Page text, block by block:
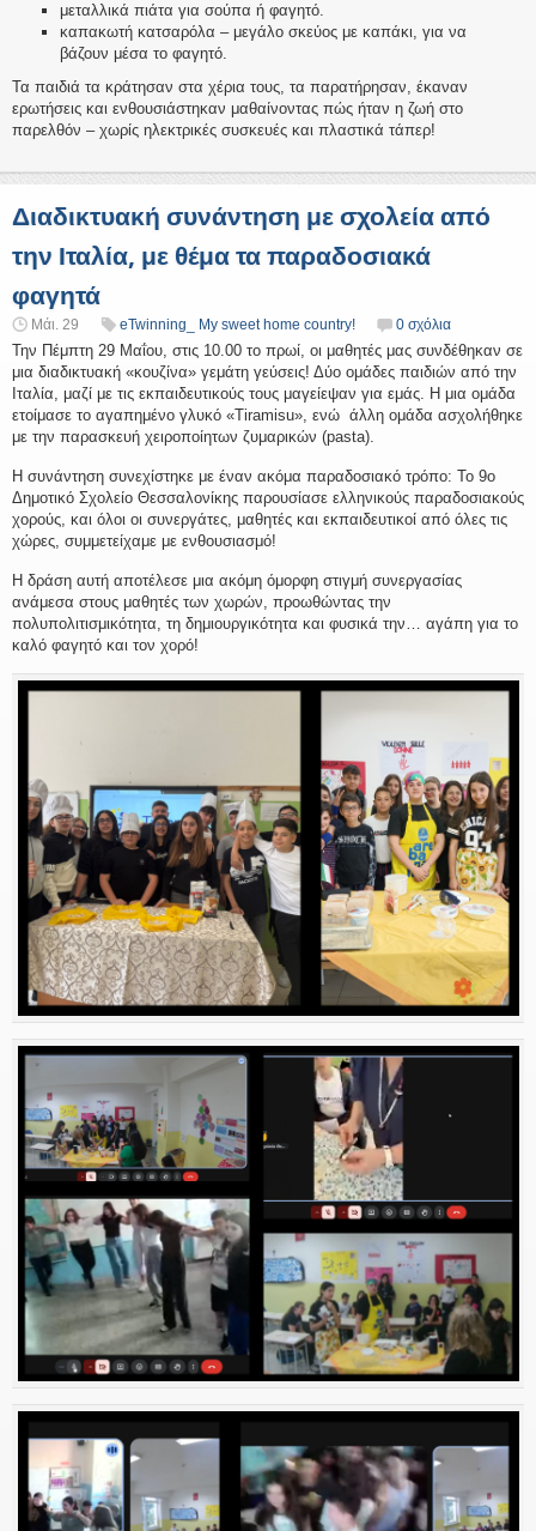
μεταλλικά πιάτα για σούπα ή φαγητό.
καπακωτή κατσαρόλα – μεγάλο σκεύος με καπάκι, για να
βάζουν μέσα το φαγητό.
Τα παιδιά τα κράτησαν στα χέρια τους, τα παρατήρησαν, έκαναν
ερωτήσεις και ενθουσιάστηκαν μαθαίνοντας πώς ήταν η ζωή στο
παρελθόν – χωρίς ηλεκτρικές συσκευές και πλαστικά τάπερ!
Διαδικτυακή συνάντηση με σχολεία από
την Ιταλία, με θέμα τα παραδοσιακά
φαγητά
Μάι. 29 eTwinning_ My sweet home country! 0 σχόλια
Την Πέμπτη 29 Μαΐου, στις 10.00 το πρωί, οι μαθητές μας συνδέθηκαν σε
μια διαδικτυακή «κουζίνα» γεμάτη γεύσεις! Δύο ομάδες παιδιών από την
Ιταλία, μαζί με τις εκπαιδευτικούς τους μαγείεψαν για εμάς. Η μια ομάδα
ετοίμασε το αγαπημένο γλυκό «Tiramisu», ενώ άλλη ομάδα ασχολήθηκε
με την παρασκευή χειροποίητων ζυμαρικών (pasta).
Η συνάντηση συνεχίστηκε με έναν ακόμα παραδοσιακό τρόπο: Το 9ο
Δημοτικό Σχολείο Θεσσαλονίκης παρουσίασε ελληνικούς παραδοσιακούς
χορούς, και όλοι οι συνεργάτες, μαθητές και εκπαιδευτικοί από όλες τις
χώρες, συμμετείχαμε με ενθουσιασμό!
Η δράση αυτή αποτέλεσε μια ακόμη όμορφη στιγμή συνεργασίας
ανάμεσα στους μαθητές των χωρών, προωθώντας την
πολυπολιτισμικότητα, τη δημιουργικότητα και φυσικά την… αγάπη για το
καλό φαγητό και τον χορό!